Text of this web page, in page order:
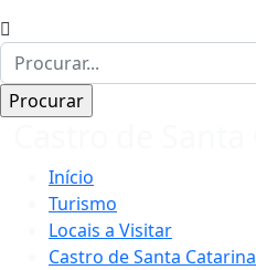
Início
Turismo
Locais a Visitar
Castro de Santa Catarina